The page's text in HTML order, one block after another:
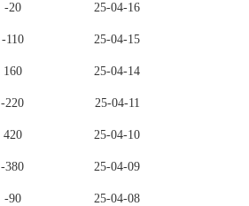
-20 25-04-16
-110 25-04-15
160 25-04-14
-220 25-04-11
420 25-04-10
-380 25-04-09
-90 25-04-08